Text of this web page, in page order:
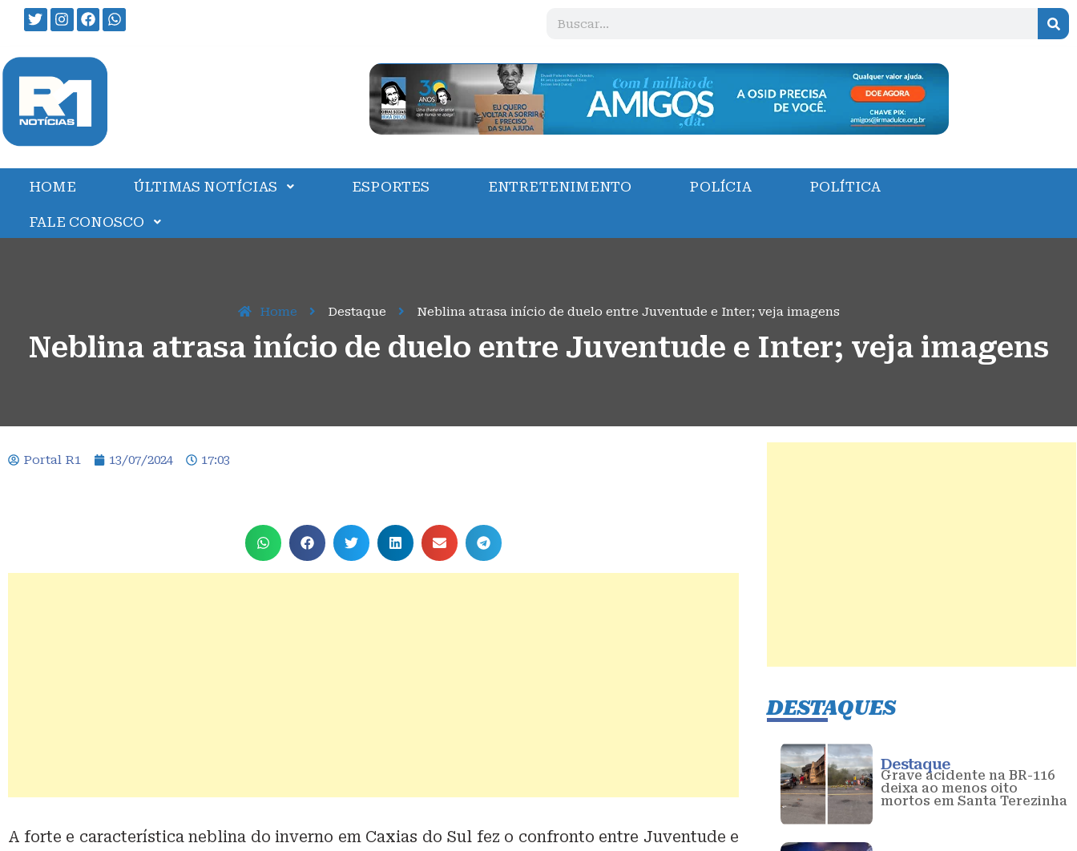
HOME ÚLTIMAS NOTÍCIAS ESPORTES ENTRETENIMENTO POLÍCIA POLÍTICA
FALE CONOSCO
Home Destaque Neblina atrasa início de duelo entre Juventude e Inter; veja imagens
Neblina atrasa início de duelo entre Juventude e Inter; veja imagens
Portal R1 13/07/2024 17:03
A forte e característica neblina do inverno em Caxias do Sul fez o confronto entre Juventude e
DESTAQUES
Destaque
Grave acidente na BR-116
deixa ao menos oito
mortos em Santa Terezinha